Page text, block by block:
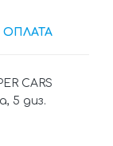
CARS
5 диз.